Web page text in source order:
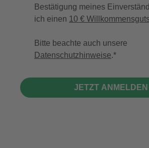
Bestätigung meines
ich einen 10 €
Bitte beachte auch unsere
Datenschutzhinweise.
JETZT ANMELDEN